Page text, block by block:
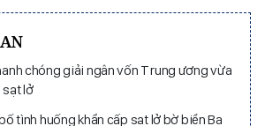
chóng giải ngân vốn Trung ương vừa
lở
tình huống khẩn cấp sạt lở bờ biển Ba